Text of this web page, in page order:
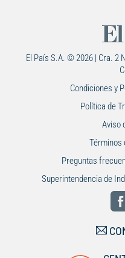
El País S.A. © 2026 | Cra. 2
Condiciones y
Política de
Aviso
Términos
Preguntas
Superintendencia de